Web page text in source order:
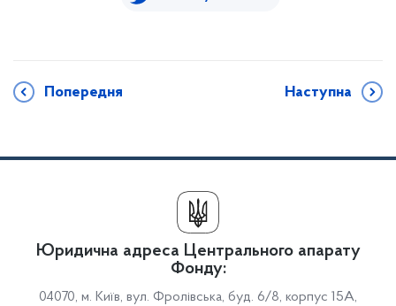
Попередня Наступна
Юридична адреса Центрального апарату
Фонду:
04070, м. Київ, вул. Фролівська, буд. 6/8, корпус 15А,